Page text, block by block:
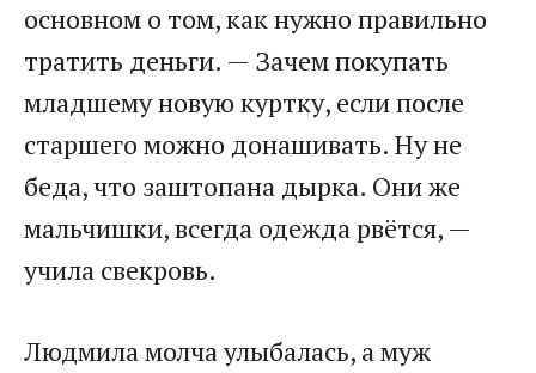
основном о том, как нужно правильно
тратить деньги. — Зачем покупать
младшему новую куртку, если после
старшего можно донашивать. Ну не
беда, что заштопана дырка. Они же
мальчишки, всегда одежда рвётся, —
учила свекровь.
Людмила молча улыбалась, а муж